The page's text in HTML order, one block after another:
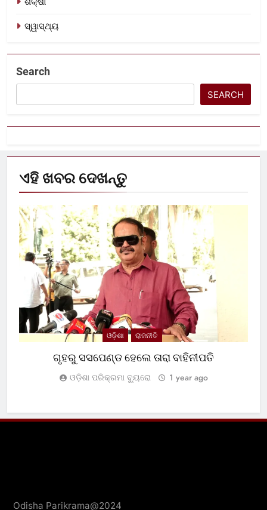
ସ୍ୱାସ୍ଥ୍ୟ
Search
SEARCH
ଏହି ଖବର ଦେଖନ୍ତୁ
ଓଡ଼ିଶା ରାଜନୀତି
ଗୃହରୁ ସସପେଣ୍ଡ ହେଲେ ତାରା ବାହିନୀପତି
ଓଡ଼ିଶା ପରିକ୍ରମା ବ୍ୟୁରୋ 1 year ago
Odisha Parikrama@2024